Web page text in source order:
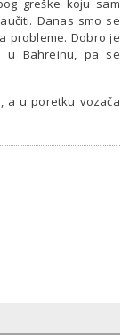
greške koju sam
Danas smo se
probleme. Dobro je
u Bahreinu, pa se
a u poretku vozača